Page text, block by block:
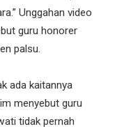
Unggahan video
guru honorer
palsu.
ada kaitannya
menyebut guru
tidak pernah